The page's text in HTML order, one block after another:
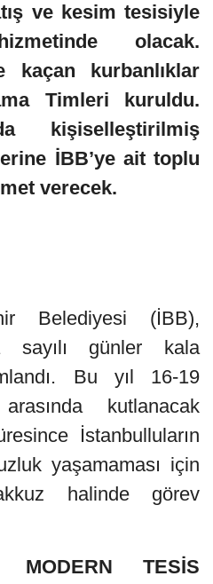
ve kesim tesisiyle
olacak.
kaçan kurbanlıklar
Timleri kuruldu.
kişiselleştirilmiş
İBB’ye ait toplu
verecek.
Belediyesi (İBB),
sayılı günler kala
Bu yıl 16-19
kutlanacak
İstanbulluların
yaşamaması için
halinde görev
TESİS